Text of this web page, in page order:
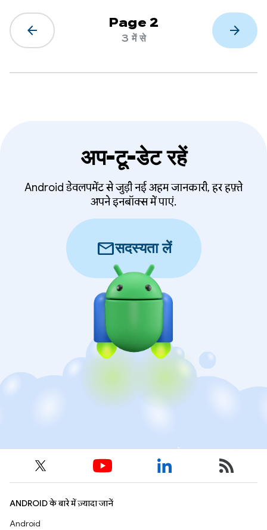
arrow_back Page 2
3 में से arrow_forward
अप-टू-डेट रहें
Android डेवलपमेंट से जुड़ी नई अहम जानकारी, हर हफ़्ते
अपने इनबॉक्स में पाएं.
mailसदस्यता लें
ANDROID के बारे में ज़्यादा जानें
Android